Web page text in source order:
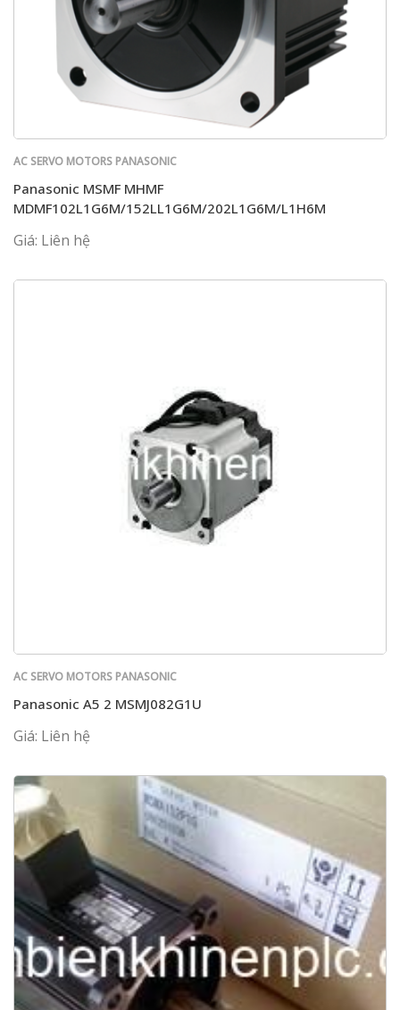
AC SERVO MOTORS PANASONIC
Panasonic MSMF MHMF
MDMF102L1G6M/152LL1G6M/202L1G6M/L1H6M
Giá: Liên hệ
AC SERVO MOTORS PANASONIC
Panasonic A5 2 MSMJ082G1U
Giá: Liên hệ